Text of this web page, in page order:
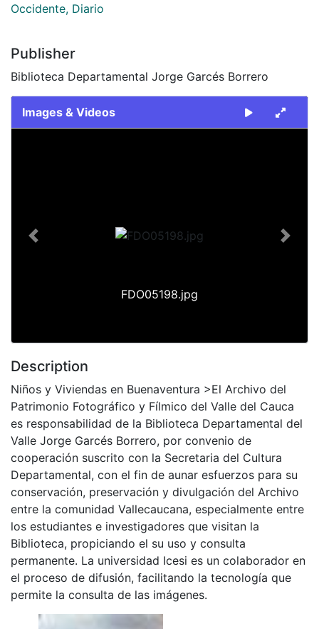
Occidente, Diario
Publisher
Biblioteca Departamental Jorge Garcés Borrero
Images & Videos
FDO05198.jpg
Previous Next
Description
Niños y Viviendas en Buenaventura >El Archivo del
Patrimonio Fotográfico y Fílmico del Valle del Cauca
es responsabilidad de la Biblioteca Departamental del
Valle Jorge Garcés Borrero, por convenio de
cooperación suscrito con la Secretaria del Cultura
Departamental, con el fin de aunar esfuerzos para su
conservación, preservación y divulgación del Archivo
entre la comunidad Vallecaucana, especialmente entre
los estudiantes e investigadores que visitan la
Biblioteca, propiciando el su uso y consulta
permanente. La universidad Icesi es un colaborador en
el proceso de difusión, facilitando la tecnología que
permite la consulta de las imágenes.